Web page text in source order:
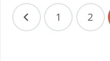
NAVEGACIÓN
DE
1 2